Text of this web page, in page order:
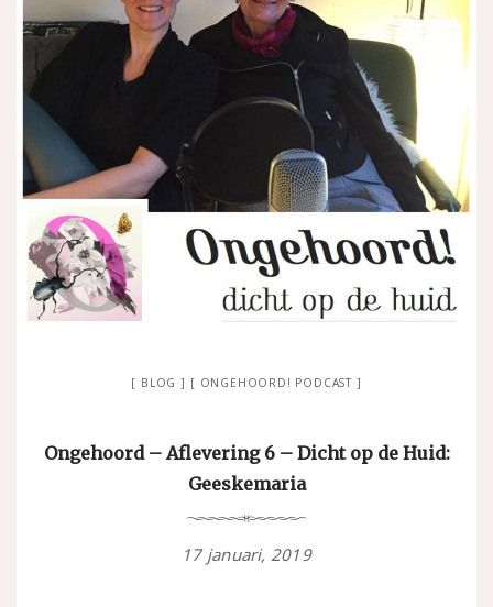
BLOG ONGEHOORD! PODCAST
Ongehoord – Aflevering 6 – Dicht op de Huid:
Geeskemaria
17 januari, 2019